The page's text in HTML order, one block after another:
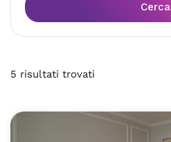
Cerca
5 risultati trovati